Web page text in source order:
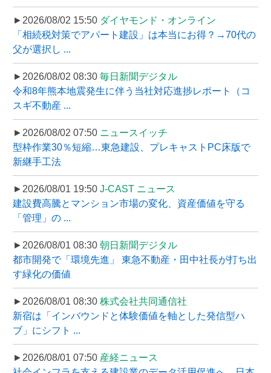
►2026/08/02 15:50 ダイヤモンド・オンライン
「相続税対策でアパート建設」は本当にお得？→70代の
父が選択し ...
►2026/08/02 08:30 毎日新聞デジタル
令和8年熊本地震発生に伴う当社対応進捗レポート（コ
スギ不動産 ...
►2026/08/02 07:50 ニュースイッチ
型枠作業30％短縮…東急建設、プレキャストPC床版で
新継手工法
►2026/08/01 19:50 J-CAST ニュース
建設費高騰とマンション市場の変化、資産価値を守る
「管理」の ...
►2026/08/01 08:30 朝日新聞デジタル
都市開発で「環境先進」 東急不動産・田中社長が打ち出
す緑化の価値
►2026/08/01 08:30 株式会社共同通信社
新宿は「インバウンドと体験価値を軸とした発信型ハ
ブ」にシフト ...
►2026/08/01 07:50 産経ニュース